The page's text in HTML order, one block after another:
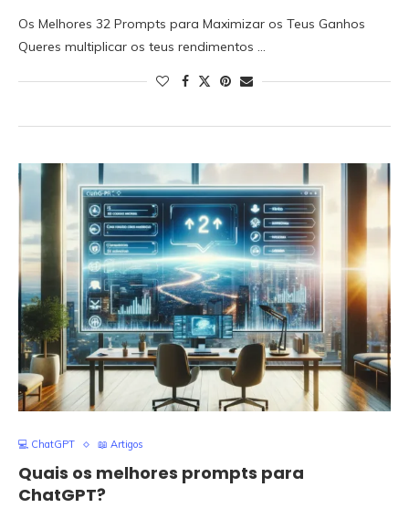
Os Melhores 32 Prompts para Maximizar os Teus Ganhos
Queres multiplicar os teus rendimentos …
💻 ChatGPT 📖 Artigos
Quais os melhores prompts para
ChatGPT?